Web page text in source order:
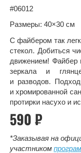
#06012
Размеры: 40×30 см
С файбером так
стекол. Добиться
движением! Файбер
зеркала и
и разводов.
и хромированной
протирки насухо и
590 ₽
*Заказывая на
участником